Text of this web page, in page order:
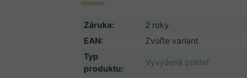
Záruka:
2 roky
EAN:
Zvoľte variant
Typ
produktu:
Vyvýšená posteľ